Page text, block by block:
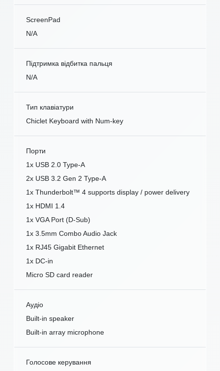
ScreenPad
N/A
Підтримка відбитка пальця
N/A
Тип клавіатури
Chiclet Keyboard with Num-key
Порти
1x USB 2.0 Type-A
2x USB 3.2 Gen 2 Type-A
1x Thunderbolt™ 4 supports display / power delivery
1x HDMI 1.4
1x VGA Port (D-Sub)
1x 3.5mm Combo Audio Jack
1x RJ45 Gigabit Ethernet
1x DC-in
Micro SD card reader
Аудіо
Built-in speaker
Built-in array microphone
Голосове керування